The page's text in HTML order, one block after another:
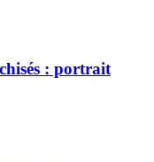
: portrait